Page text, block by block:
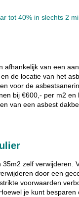
tot 40% in slechts 2
afhankelijk van een
de locatie van het
voor de
bij €600,- per m2
van een asbest
zelf verwijderen.
door een
voorwaarden
je kunt